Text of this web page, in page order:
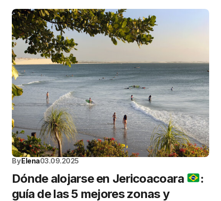
ByElena03.09.2025
Dónde alojarse en Jericoacoara
:
guía de las 5 mejores zonas y